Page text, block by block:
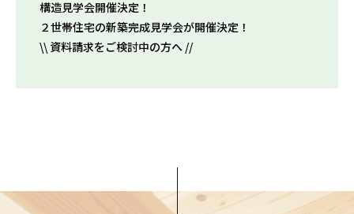
構造見学会開催決定！
２世帯住宅の新築完成見学会が開催決定！
\\ 資料請求をご検討中の方へ //